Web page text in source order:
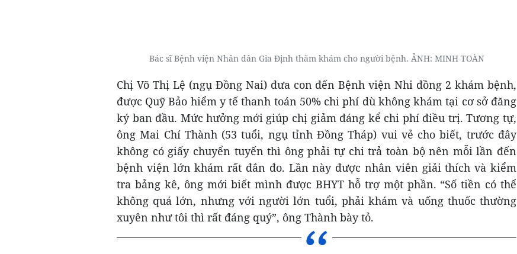
Bác sĩ Bệnh viện Nhân dân Gia Định thăm khám cho người bệnh. ẢNH: MINH TOÀN
Chị Võ Thị Lệ (ngụ Đồng Nai) đưa con đến Bệnh viện Nhi đồng 2 khám bệnh,
được Quỹ Bảo hiểm y tế thanh toán 50% chi phí dù không khám tại cơ sở đăng
ký ban đầu. Mức hưởng mới giúp chị giảm đáng kể chi phí điều trị. Tương tự,
ông Mai Chí Thành (53 tuổi, ngụ tỉnh Đồng Tháp) vui vẻ cho biết, trước đây
không có giấy chuyển tuyến thì ông phải tự chi trả toàn bộ nên mỗi lần đến
bệnh viện lớn khám rất đắn đo. Lần này được nhân viên giải thích và kiểm
tra bảng kê, ông mới biết mình được BHYT hỗ trợ một phần. “Số tiền có thể
không quá lớn, nhưng với người lớn tuổi, phải khám và uống thuốc thường
xuyên như tôi thì rất đáng quý”, ông Thành bày tỏ.